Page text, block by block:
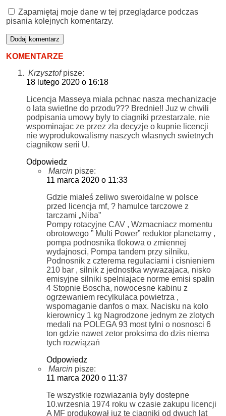
Zapamiętaj moje dane w tej przeglądarce podczas
pisania kolejnych komentarzy.
KOMENTARZE
Krzysztof pisze:
18 lutego 2020 o 16:18
Licencja Masseya miala pchnac nasza mechanizacje
o lata swietlne do przodu??? Brednie!! Juz w chwili
podpisania umowy byly to ciagniki przestarzale, nie
wspominajac ze przez zla decyzje o kupnie licencji
nie wyprodukowalismy naszych wlasnych swietnych
ciagnikow serii U.
Odpowiedz
Marcin pisze:
11 marca 2020 o 11:33
Gdzie miałeś zeliwo sweroidalne w polsce
przed licencja mf, ? hamulce tarczowe z
tarczami „Niba”
Pompy rotacyjne CAV , Wzmacniacz momentu
obrotowego ” Multi Power” reduktor planetarny ,
pompa podnosnika tlokowa o zmiennej
wydajnosci, Pompa tandem przy silniku,
Podnosnik z czterema regulaciami i cisnieniem
210 bar , silnik z jednostka wywazajaca, nisko
emisyjne silniki spelniajace norme emisi spalin
4 Stopnie Boscha, nowocesne kabinu z
ogrzewaniem recylkulaca powietrza ,
wspomaganie danfos o max. Nacisku na kolo
kierownicy 1 kg Nagrodzone jednym ze zlotych
medali na POLEGA 93 most tylni o nosnosci 6
ton gdzie nawet zetor proksima do dzis niema
tych rozwiązań
Odpowiedz
Marcin pisze:
11 marca 2020 o 11:37
Te wszystkie rozwiazania byly dostepne
10.wrzesnia 1974 roku w czasie zakupu licencji
A MF produkował juz te ciagniki od dwuch lat